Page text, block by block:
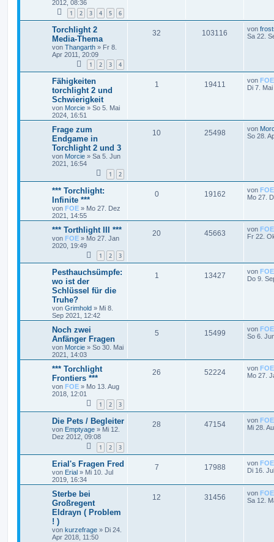
2012, 08:36
1 2 3 4 5 6
Torchlight 2
Media-Thema
von Thangarth » Fr 8.
Apr 2011, 20:09
1 2 3 4
32 103116 von
Sa 22.
Fähigkeiten
torchlight 2 und
Schwierigkeit
von Morcie » So 5. Mai
2024, 16:51
1 19411 von FOE
Di 7.
Frage zum
Endgame in
Torchlight 2 und 3
von Morcie » Sa 5. Jun
2021, 16:54
1 2
10 25498 von
So 28.
*** Torchlight:
Infinite ***
von FOE » Mo 27. Dez
2021, 14:55
0 19162 von FOE
Mo 27.
*** Torthlight III ***
von FOE » Mo 27. Jan
2020, 19:49
1 2 3
20 45663 von FOE
Fr 22.
Pesthauchsümpfe:
wo ist der
Schlüssel für die
Truhe?
von Grimhold » Mi 8.
Sep 2021, 12:42
1 13427 von FOE
Do 9.
Noch zwei
Anfänger Fragen
von Morcie » So 30. Mai
2021, 14:03
5 15499 von FOE
So 6.
*** Torchlight
Frontiers ***
von FOE » Mo 13. Aug
2018, 12:01
1 2 3
26 52224 von FOE
Mo 27.
Die Pets / Begleiter
von Emptyage » Mi 12.
Dez 2012, 09:08
1 2 3
28 47154 von FOE
Mi 28.
Erial's Fragen Fred
von Erial » Mi 10. Jul
2019, 16:34
7 17988 von FOE
Di 16.
Sterbe bei
Großregent
Eldrayn ( Problem
! )
von kurzefrage » Di 24.
Apr 2018, 11:50
12 31456 von FOE
Sa 12.